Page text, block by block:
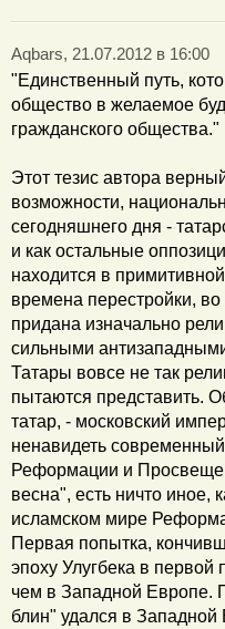
Aqbars, 21.07.2012 в 16:00
"Единственный путь,
общество в желаемое
гражданского общества."
Этот тезис автора
возможности,
сегодняшнего дня -
и как остальные
находится в
времена перестройки,
придана изначально
сильными
Татары вовсе не так
пытаются представить.
татар, - московский
ненавидеть
Реформации и
весна", есть ничто иное,
исламском мире
Первая попытка,
эпоху Улугбека в
чем в Западной Европе.
блин" удался в Западной